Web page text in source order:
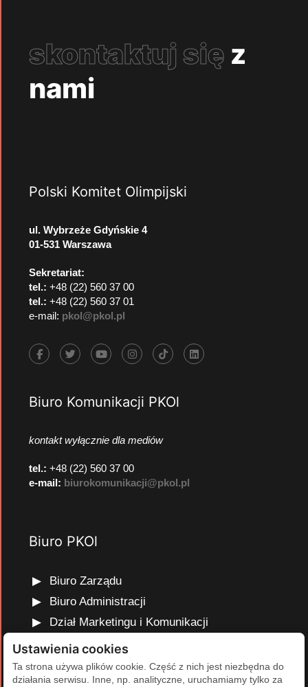
skontaktuj się z
nami
Polski Komitet Olimpijski
ul. Wybrzeże Gdyńskie 4
01-531 Warszawa
Sekretariat:
tel.: +48 (22) 560 37 00
tel.: +48 (22) 560 37 01
e-mail: pkol@pkol.pl
Biuro Komunikacji PKOl
kontakt wyłącznie dla mediów
tel.: +48 (22) 560 37 00
e-mail: biurokomunikacji@pkol.pl
Biuro PKOl
Biuro Zarządu
Biuro Administracji
Dział Marketingu i Komunikacji
Dział Edukacji Olimpijskiej
Dział Finansów i Kadr
Dział Projektów Olimpijskich
Ustawienia cookies
Ta strona używa plików cookie. Część z nich jest niezbędna do
działania serwisu. Inne, np. analityczne, uruchamiamy tylko za